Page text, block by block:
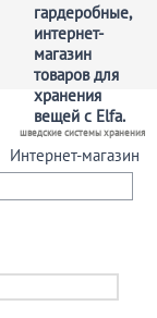
шведские системы хранения
Интернет-магазин